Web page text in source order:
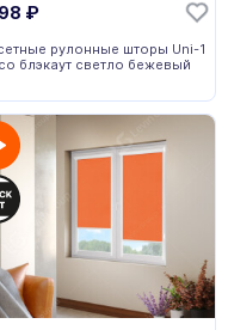
₽
рулонные шторы Uni-1
блэкаут светло бежевый